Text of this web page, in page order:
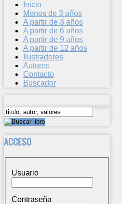
Inicio
Menos de 3 años
A partir de 3 años
A partir de 6 años
A partir de 9 años
A partir de 12 años
Ilustradores
Autores
Contacto
Buscador
ACCESO
Usuario
Contraseña